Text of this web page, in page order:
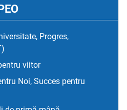
Progres,
viitor
Noi, Succes pentru